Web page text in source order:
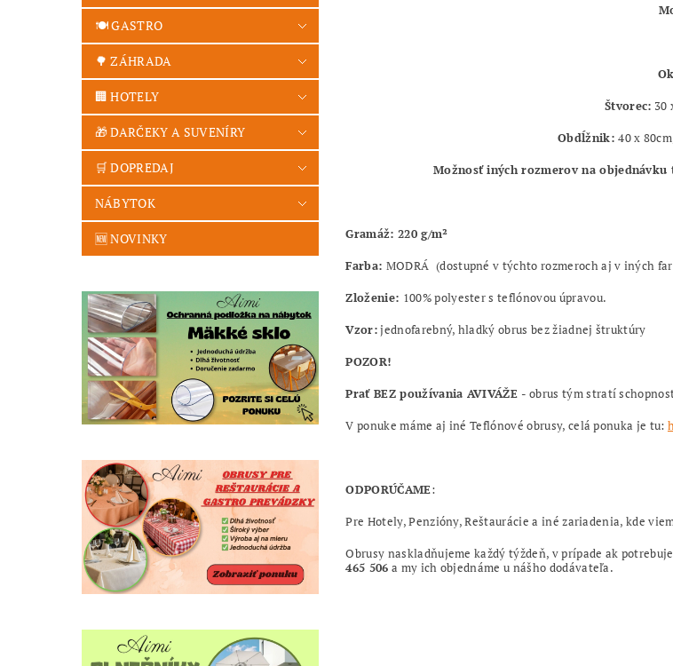
🍽️ GASTRO
🌳 ZÁHRADA
🏢 HOTELY
🎁 DARČEKY A SUVENÍRY
🛒 DOPREDAJ
NÁBYTOK
🆕 NOVINKY
Štvorec: 30
Obdĺžnik:40 x
Možnosť iných rozmerov na
Gramáž: 220 g/m²
Farba: MODRÁ (dostupné v týchto rozmeroch aj v iných
Zloženie: 100% polyester s teflónovou úpravou.
Vzor:jednofarebný, hladký obrus bez žiadnej štruktúry
POZOR!
PraťBEZ používania AVIVÁŽE - obrus tým stratí
V ponuke máme aj iné Teflónové obrusy, celá ponuka je tu:
ODPORÚČAME:
Pre Hotely, Penzióny, Reštaurácie a iné zariadenia, kde
Obrusy naskladňujeme každý týždeň, v prípade ak
465 506 a my ich objednáme u nášho dodávateľa.